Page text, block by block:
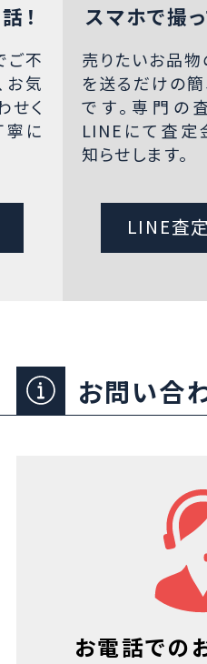
！
ご不
お気
せく
寧に
スマホで撮
売りたいお品
を送るだけの
です。専門の
LINEにて査定
知らせします。
LINE査
お問い合
お電話での